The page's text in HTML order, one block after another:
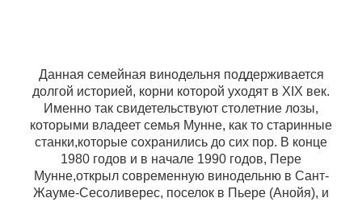
Данная семейная винодельня поддерживается
долгой историей, корни которой уходят в XIX век.
Именно так свидетельствуют столетние лозы,
которыми владеет семья Мунне, как то старинные
станки,которые сохранились до сих пор. В конце
1980 годов и в начале 1990 годов, Пере
Мунне,открыл современную винодельню в Сант-
Жауме-Сесоливерес, поселок в Пьере (Анойя), и